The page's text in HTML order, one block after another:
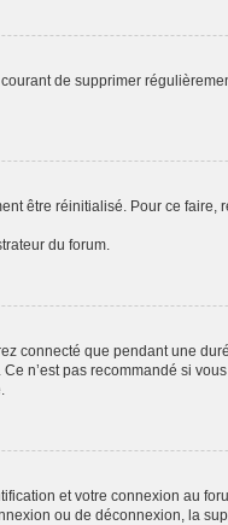
de supprimer
être réinitialisé. Pour ce
du forum.
connecté que pendant une
n’est pas recommandé si
et votre connexion au
ou de déconnexion, la